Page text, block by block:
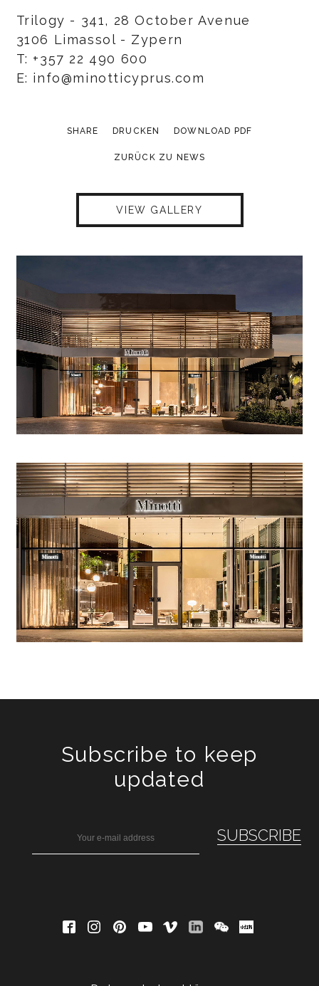
VIEW GALLERY
Trilogy - 341, 28 October Avenue
3106 Limassol - Zypern
T: +357 22 490 600
E: info@minotticyprus.com
SHARE DRUCKEN DOWNLOAD PDF
ZURÜCK ZU NEWS
Subscribe to keep
updated